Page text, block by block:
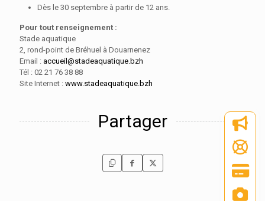
Dès le 30 septembre à partir de 12 ans.
Pour tout renseignement :
Stade aquatique
2, rond-point de Bréhuel à Douarnenez
Email : accueil@stadeaquatique.bzh
Tél : 02 21 76 38 88
Site Internet : www.stadeaquatique.bzh
Partager